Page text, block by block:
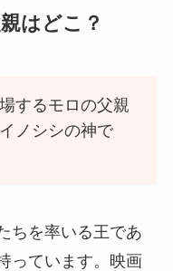
はどこ？
するモロの父親
ノシシの神で
ちを率いる王であ
っています。映画